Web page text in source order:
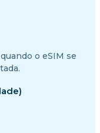
o eSIM se